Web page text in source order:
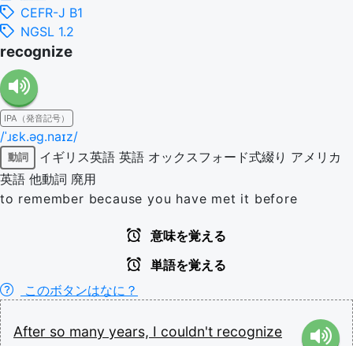
CEFR-J B1
NGSL 1.2
recognize
IPA（発音記号）
/ˈɹɛk.əɡ.naɪz/
動詞 イギリス英語 英語 オックスフォード式綴り アメリカ
英語 他動詞 廃用
to remember because you have met it before
意味を覚える
単語を覚える
このボタンはなに？
After so many years, I couldn't recognize